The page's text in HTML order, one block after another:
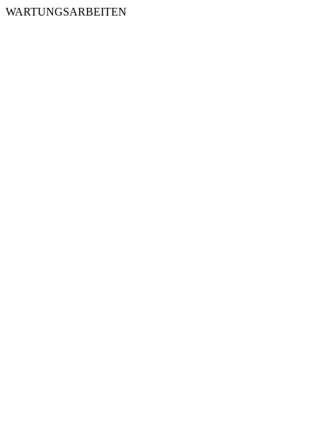
WARTUNGSARBEITEN